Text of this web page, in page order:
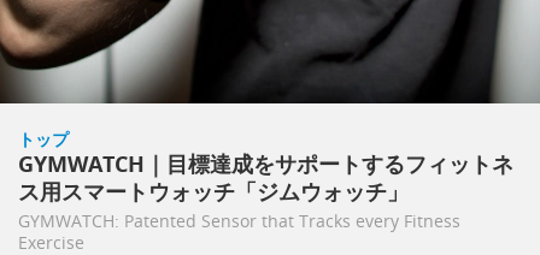
トップ
GYMWATCH｜目標達成をサポートするフィットネ
ス用スマートウォッチ「ジムウォッチ」
GYMWATCH: Patented Sensor that Tracks every Fitness
Exercise